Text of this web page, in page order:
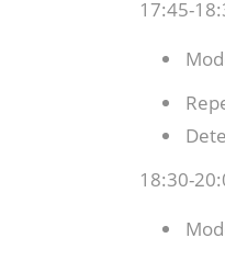
17:45-
18:30-